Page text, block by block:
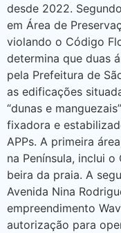
desde 2022.
em Área de
violando o Código
determina que duas
pela Prefeitura de
as edificações
“dunas e
fixadora e
APPs. A primeira
na Península, inclui
beira da praia. A
Avenida Nina
empreendimento
autorização para